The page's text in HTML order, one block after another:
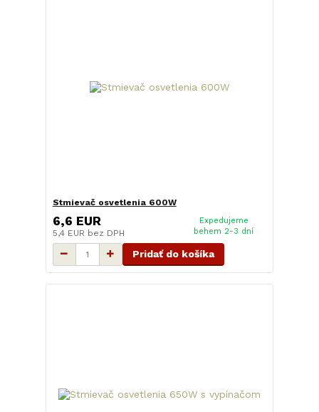
Stmievač osvetlenia 600W
6,6 EUR
5,4 EUR bez DPH
Expedujeme
behem 2-3 dní
Pridať do košíka